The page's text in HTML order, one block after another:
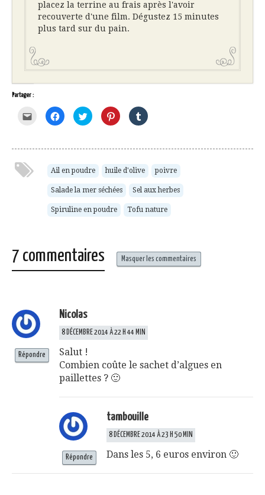
placez la terrine au frais après l'avoir
recouverte d'une film. Dégustez 15 minutes
plus tard sur du pain.
Partager :
Cliquez
pour
envoyer
mail
ami(ouvre
nouvelle
Cliquez
pour
partager
dans
fenêtre)
Cliquez
pour
partager
dans
fenêtre)
Cliquez
pour
partager
dans
fenêtre)
Cliquez
pour
dans
fenêtre)
Ail en poudre huile d'olive poivre
Salade la mer séchées Sel aux herbes
Spiruline en poudre Tofu nature
7 commentaires Masquer les commentaires
Nicolas
8 DÉCEMBRE 2014 À 22 H 44 MIN
Salut !
Combien coûte le sachet d’algues en
paillettes ? 🙂
Répondre
tambouille
8 DÉCEMBRE 2014 À 23 H 50 MIN
Dans les 5, 6 euros environ 🙂
Répondre